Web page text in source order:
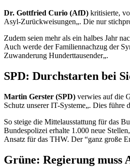
Dr. Gottfried Curio (AfD) kritisierte,
Asyl-Zurückweisungen„. Die nur
Zudem seien mehr als ein halbes Jahr
Auch werde der Familiennachzug der
Zuwanderung Hunderttausender„.
SPD: Durchstarten bei
Martin Gerster (SPD) verwies auf die
Schutz unsererIT-Systeme„. Dies führe
So steige die Mittelausstattung für das
Bundespolizei erhalte 1.000 neue
Ansatz für das THW. Der “ganz große
Grüne: Regierung muss